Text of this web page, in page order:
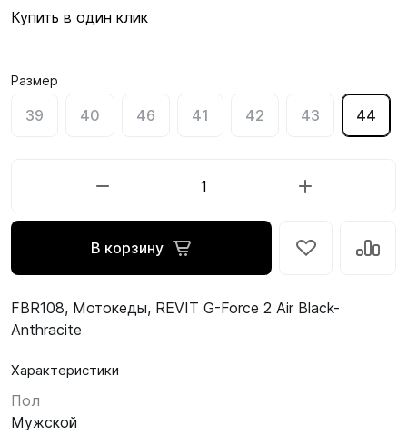
Купить в один клик
Размер
39 40 46 41 42 43 44
В корзину
FBR108, Мотокеды, REVIT G-Force 2 Air Black-
Anthracite
Характеристики
Пол
Мужской